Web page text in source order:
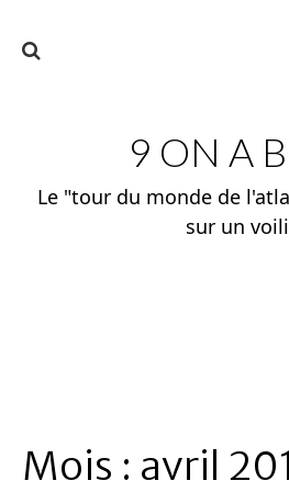
9 ON A
Le "tour du monde de
sur un
Mois : avril